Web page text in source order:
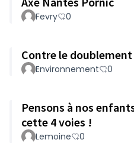
Fevry 0
Contre le doublement
Environnement 0
Pensons à nos
cette 4 voies !
Lemoine 0